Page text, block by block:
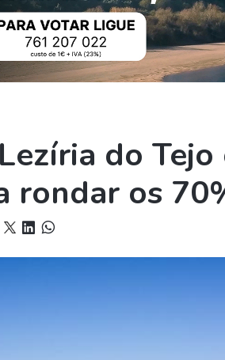
Lezíria do
rondar os